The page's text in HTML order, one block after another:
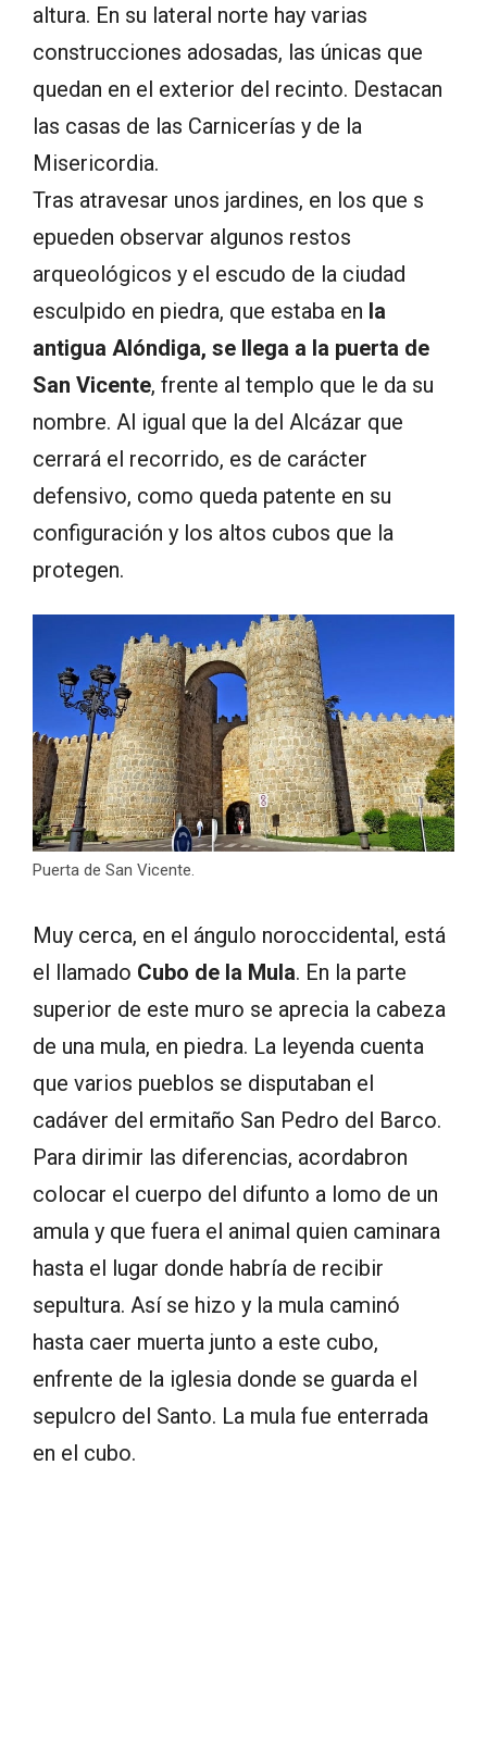
altura. En su lateral norte hay varias
construcciones adosadas, las únicas que
quedan en el exterior del recinto. Destacan
las casas de las Carnicerías y de la
Misericordia.
Tras atravesar unos jardines, en los que s
epueden observar algunos restos
arqueológicos y el escudo de la ciudad
esculpido en piedra, que estaba en la
antigua Alóndiga, se llega a la puerta de
San Vicente, frente al templo que le da su
nombre. Al igual que la del Alcázar que
cerrará el recorrido, es de carácter
defensivo, como queda patente en su
configuración y los altos cubos que la
protegen.
Puerta de San Vicente.
Muy cerca, en el ángulo noroccidental, está
el llamado Cubo de la Mula. En la parte
superior de este muro se aprecia la cabeza
de una mula, en piedra. La leyenda cuenta
que varios pueblos se disputaban el
cadáver del ermitaño San Pedro del Barco.
Para dirimir las diferencias, acordabron
colocar el cuerpo del difunto a lomo de un
amula y que fuera el animal quien caminara
hasta el lugar donde habría de recibir
sepultura. Así se hizo y la mula caminó
hasta caer muerta junto a este cubo,
enfrente de la iglesia donde se guarda el
sepulcro del Santo. La mula fue enterrada
en el cubo.